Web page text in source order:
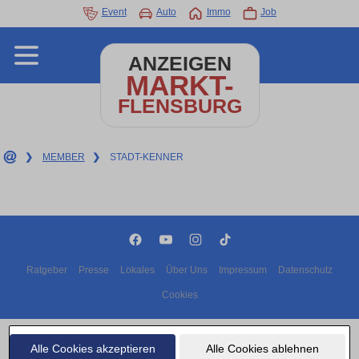
Alle Cookies akzeptieren Alle Cookies ablehnen
Event Auto Immo Job
ANZEIGEN
MARKT-
FLENSBURG
❯ MEMBER ❯ STADT-KENNER
Ratgeber Presse Lokales Über Uns Impressum Datenschutz
Cookies